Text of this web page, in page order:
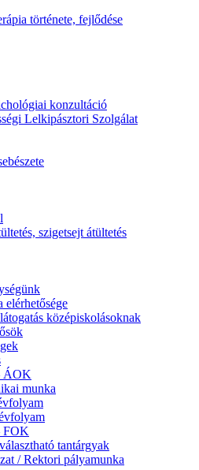
története, fejlődése
konzultáció
Lelkipásztori Szolgálat
szigetsejt átültetés
elérhetősége
középiskolásoknak
ÁOK
munka
FOK
tantárgyak
/ Rektori pályamunka